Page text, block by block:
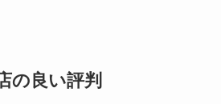
の良い評判